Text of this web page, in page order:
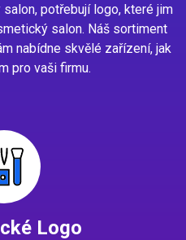
potřebují logo, které jim
salon. Náš sortiment
nabídne skvělé zařízení, jak
pro vaši firmu.
Logo